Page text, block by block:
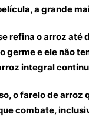
a grande
refina o arroz
germe e ele não
integral
o farelo de arroz
combate,